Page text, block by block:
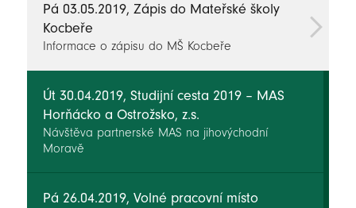
Pá 03.05.2019, Zápis do Mateřské školy
Kocbeře
Informace o zápisu do MŠ Kocbeře
Út 30.04.2019, Studijní cesta 2019 – MAS
Horňácko a Ostrožsko, z.s.
Návštěva partnerské MAS na jihovýchodní
Moravě
Pá 26.04.2019, Volné pracovní místo